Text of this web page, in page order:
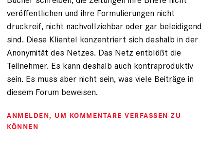
veröffentlichen und ihre Formulierungen nicht
druckreif, nicht nachvollziehbar oder gar beleidigend
sind. Diese Klientel konzentriert sich deshalb in der
Anonymität des Netzes. Das Netz entblößt die
Teilnehmer. Es kann deshalb auch kontraproduktiv
sein. Es muss aber nicht sein, was viele Beiträge in
diesem Forum beweisen.
ANMELDEN, UM KOMMENTARE VERFASSEN ZU
KÖNNEN